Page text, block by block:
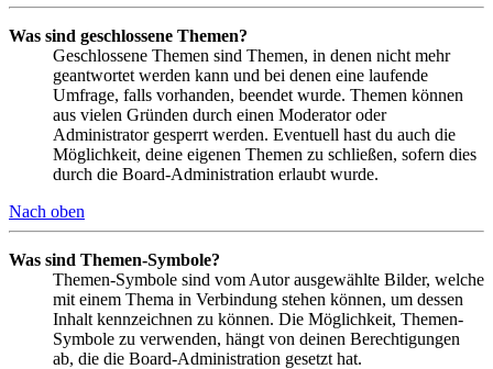
Was sind geschlossene Themen?
Geschlossene Themen sind Themen, in denen nicht mehr
geantwortet werden kann und bei denen eine laufende
Umfrage, falls vorhanden, beendet wurde. Themen können
aus vielen Gründen durch einen Moderator oder
Administrator gesperrt werden. Eventuell hast du auch die
Möglichkeit, deine eigenen Themen zu schließen, sofern dies
durch die Board-Administration erlaubt wurde.
Nach oben
Was sind Themen-Symbole?
Themen-Symbole sind vom Autor ausgewählte Bilder, welche
mit einem Thema in Verbindung stehen können, um dessen
Inhalt kennzeichnen zu können. Die Möglichkeit, Themen-
Symbole zu verwenden, hängt von deinen Berechtigungen
ab, die die Board-Administration gesetzt hat.